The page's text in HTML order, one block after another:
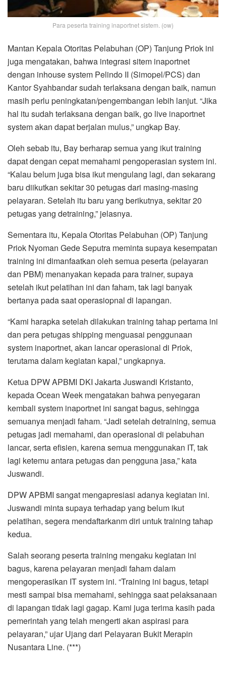
Para peserta training inaportnet sistem. (ow)
Mantan Kepala Otoritas Pelabuhan (OP) Tanjung Priok ini
juga mengatakan, bahwa integrasi sitem inaportnet
dengan inhouse system Pelindo II (Simopel/PCS) dan
Kantor Syahbandar sudah terlaksana dengan baik, namun
masih perlu peningkatan/pengembangan lebih lanjut. “Jika
hal itu sudah terlaksana dengan baik, go live inaportnet
system akan dapat berjalan mulus,” ungkap Bay.
Oleh sebab itu, Bay berharap semua yang ikut training
dapat dengan cepat memahami pengoperasian system ini.
“Kalau belum juga bisa ikut mengulang lagi, dan sekarang
baru diikutkan sekitar 30 petugas dari masing-masing
pelayaran. Setelah itu baru yang berikutnya, sekitar 20
petugas yang detraining,” jelasnya.
Sementara itu, Kepala Otoritas Pelabuhan (OP) Tanjung
Priok Nyoman Gede Seputra meminta supaya kesempatan
training ini dimanfaatkan oleh semua peserta (pelayaran
dan PBM) menanyakan kepada para trainer, supaya
setelah ikut pelatihan ini dan faham, tak lagi banyak
bertanya pada saat operasiopnal di lapangan.
“Kami harapka setelah dilakukan training tahap pertama ini
dan pera petugas shipping menguasai penggunaan
system inaportnet, akan lancar operasional di Priok,
terutama dalam kegiatan kapal,” ungkapnya.
Ketua DPW APBMI DKI Jakarta Juswandi Kristanto,
kepada Ocean Week mengatakan bahwa penyegaran
kembali system inaportnet ini sangat bagus, sehingga
semuanya menjadi faham. “Jadi setelah detraining, semua
petugas jadi memahami, dan operasional di pelabuhan
lancar, serta efisien, karena semua menggunakan IT, tak
lagi ketemu antara petugas dan pengguna jasa,” kata
Juswandi.
DPW APBMI sangat mengapresiasi adanya kegiatan ini.
Juswandi minta supaya terhadap yang belum ikut
pelatihan, segera mendaftarkanm diri untuk training tahap
kedua.
Salah seorang peserta training mengaku kegiatan ini
bagus, karena pelayaran menjadi faham dalam
mengoperasikan IT system ini. “Training ini bagus, tetapi
mesti sampai bisa memahami, sehingga saat pelaksanaan
di lapangan tidak lagi gagap. Kami juga terima kasih pada
pemerintah yang telah mengerti akan aspirasi para
pelayaran,” ujar Ujang dari Pelayaran Bukit Merapin
Nusantara Line. (***)